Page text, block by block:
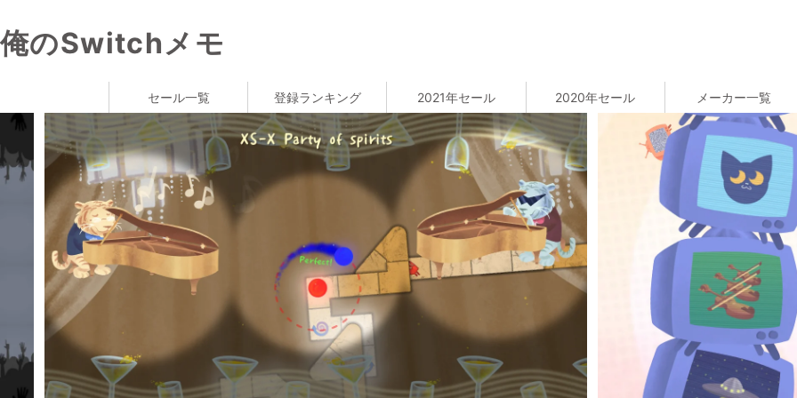
俺のSwitchメモ
セール一覧 登録ランキング 2021年セール 2020年セール メーカー一覧